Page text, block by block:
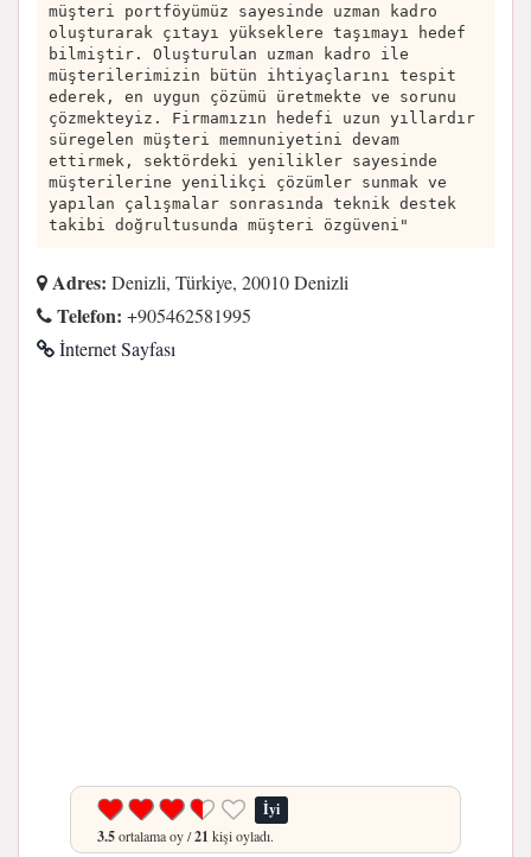
müşteri portföyümüz sayesinde uzman kadro
oluşturarak çıtayı yükseklere taşımayı hedef
bilmiştir. Oluşturulan uzman kadro ile
müşterilerimizin bütün ihtiyaçlarını tespit
ederek, en uygun çözümü üretmekte ve sorunu
çözmekteyiz. Firmamızın hedefi uzun yıllardır
süregelen müşteri memnuniyetini devam
ettirmek, sektördeki yenilikler sayesinde
müşterilerine yenilikçi çözümler sunmak ve
yapılan çalışmalar sonrasında teknik destek
takibi doğrultusunda müşteri özgüveni"
Adres: Denizli, Türkiye, 20010 Denizli
Telefon: +905462581995
İnternet Sayfası
İyi
3.5ortalama oy /21 kişi oyladı.